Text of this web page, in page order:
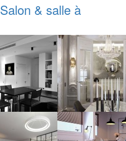
Salon & salle à